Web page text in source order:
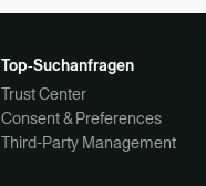
Top‑Suchanfragen
Trust Center
Consent & Preferences
Third-Party Management